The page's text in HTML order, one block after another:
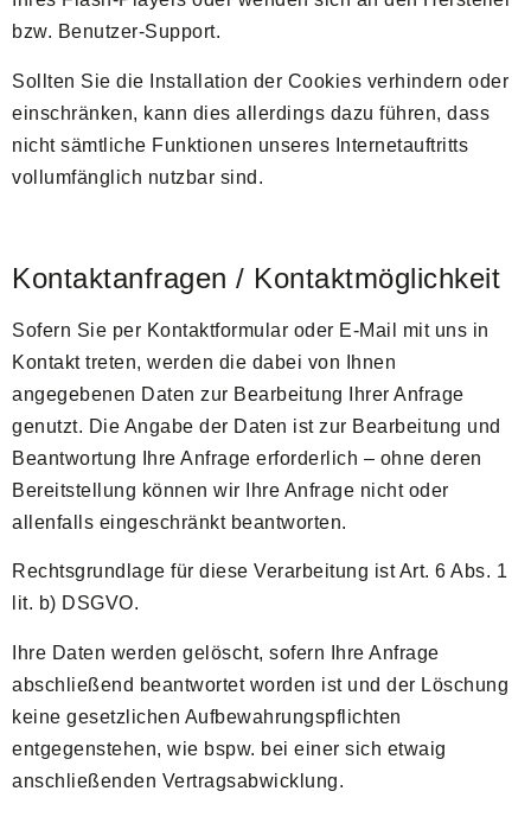
bzw. Benutzer-Support.
Sollten Sie die Installation der Cookies verhindern oder
einschränken, kann dies allerdings dazu führen, dass
nicht sämtliche Funktionen unseres Internetauftritts
vollumfänglich nutzbar sind.
Kontaktanfragen / Kontaktmöglichkeit
Sofern Sie per Kontaktformular oder E-Mail mit uns in
Kontakt treten, werden die dabei von Ihnen
angegebenen Daten zur Bearbeitung Ihrer Anfrage
genutzt. Die Angabe der Daten ist zur Bearbeitung und
Beantwortung Ihre Anfrage erforderlich – ohne deren
Bereitstellung können wir Ihre Anfrage nicht oder
allenfalls eingeschränkt beantworten.
Rechtsgrundlage für diese Verarbeitung ist Art. 6 Abs. 1
lit. b) DSGVO.
Ihre Daten werden gelöscht, sofern Ihre Anfrage
abschließend beantwortet worden ist und der Löschung
keine gesetzlichen Aufbewahrungspflichten
entgegenstehen, wie bspw. bei einer sich etwaig
anschließenden Vertragsabwicklung.